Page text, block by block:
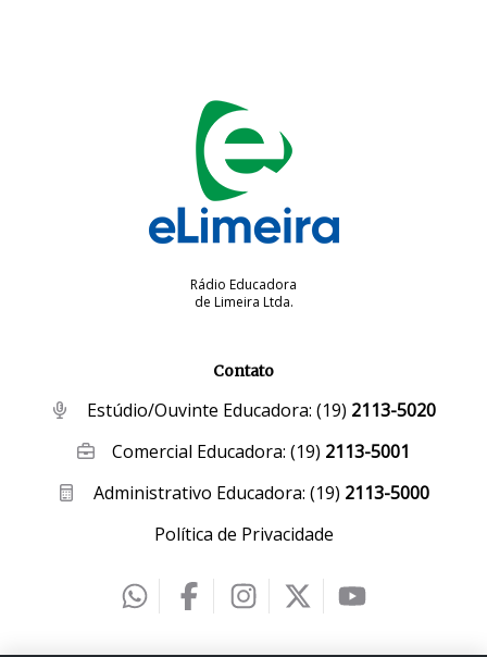
Rádio Educadora
de Limeira Ltda.
Contato
Estúdio/Ouvinte Educadora: (19) 2113-5020
Comercial Educadora:(19) 2113-5001
Administrativo Educadora: (19) 2113-5000
Política de Privacidade